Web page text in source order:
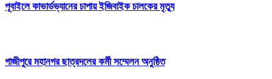
পূবাইলে কাভার্ডভ্যানের চাপায় ইজিবাইক চালকের মৃত্যু
গাজীপুরে মহানগর ছাত্রদলের কর্মী সম্মেলন অনুষ্ঠিত